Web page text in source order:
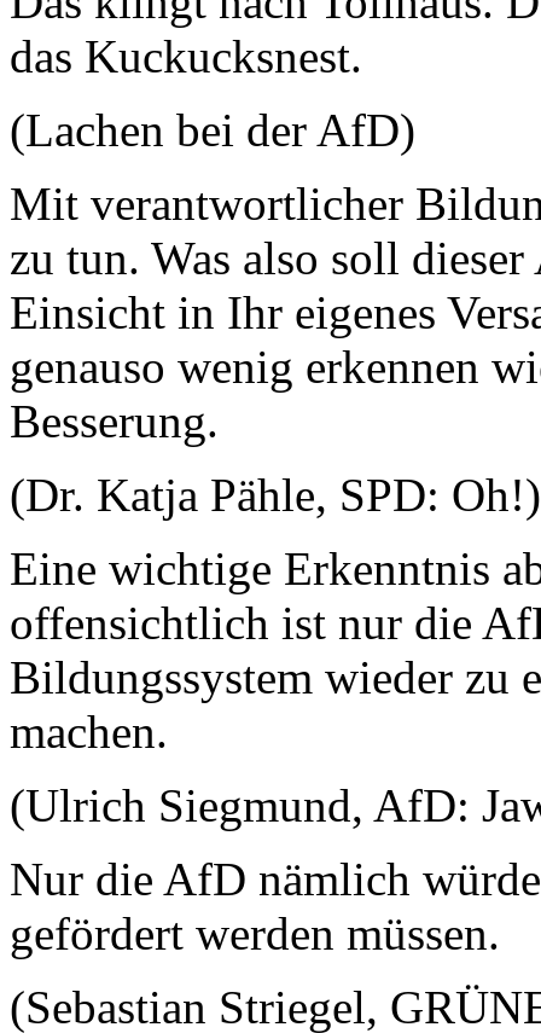
das Kuckucksnest.
(Lachen bei der AfD)
Mit verantwortlicher
zu tun. Was also soll
Einsicht in Ihr eigenes
genauso wenig erkennen
Besserung.
(Dr. Katja Pähle, SPD: Oh!)
Eine wichtige Erkenntnis
offensichtlich ist nur die
Bildungssystem wieder zu
machen.
(Ulrich Siegmund, AfD:
Nur die AfD nämlich
gefördert werden müssen.
(Sebastian Striegel,